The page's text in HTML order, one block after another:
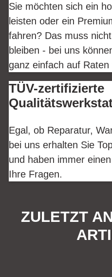
Sie möchten sich ein
leisten oder ein
fahren? Das muss
bleiben - bei uns
ganz einfach auf Raten
TÜV-zertifizierte
Egal, ob Reparatur,
bei uns erhalten Sie
und haben immer
Ihre Fragen.
ZULETZT